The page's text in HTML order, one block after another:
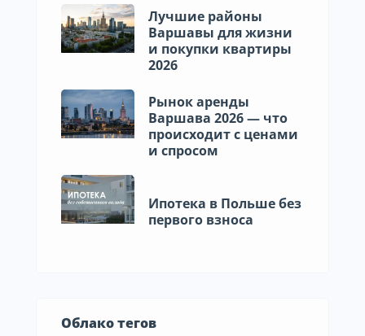
Лучшие районы
Варшавы для жизни
и покупки квартиры
2026
Рынок аренды
Варшава 2026 — что
происходит с ценами
и спросом
Ипотека в Польше без
первого взноса
Облако тегов